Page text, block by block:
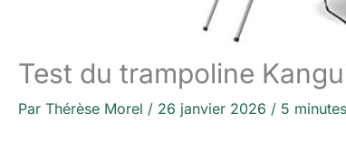
Test du trampoline
Par Thérèse Morel / 26 janvier 2026 / 5